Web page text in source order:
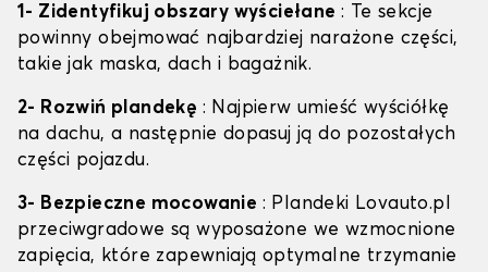
1- Zidentyfikuj obszary wyściełane : Te sekcje
powinny obejmować najbardziej narażone części,
takie jak maska, dach i bagażnik.
2- Rozwiń plandekę : Najpierw umieść wyściółkę
na dachu, a następnie dopasuj ją do pozostałych
części pojazdu.
3- Bezpieczne mocowanie : Plandeki Lovauto.pl
przeciwgradowe są wyposażone we wzmocnione
zapięcia, które zapewniają optymalne trzymanie